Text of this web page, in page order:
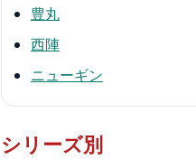
豊丸
西陣
ニューギン
シリーズ別